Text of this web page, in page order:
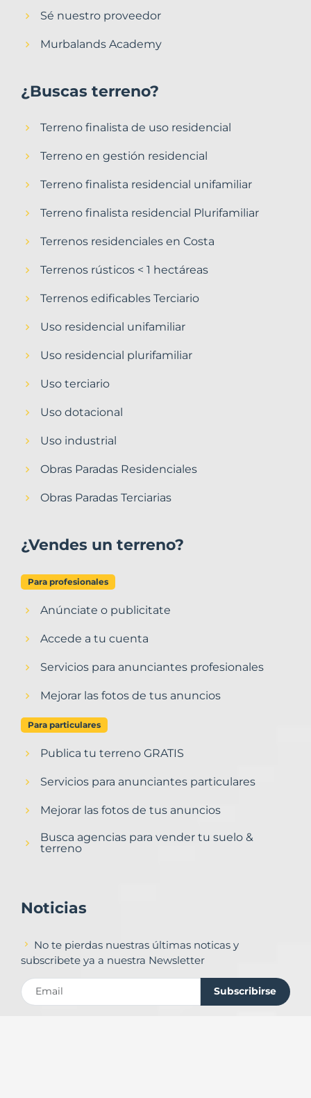
Sé nuestro proveedor
Murbalands Academy
¿Buscas terreno?
Terreno finalista de uso residencial
Terreno en gestión residencial
Terreno finalista residencial unifamiliar
Terreno finalista residencial Plurifamiliar
Terrenos residenciales en Costa
Terrenos rústicos < 1 hectáreas
Terrenos edificables Terciario
Uso residencial unifamiliar
Uso residencial plurifamiliar
Uso terciario
Uso dotacional
Uso industrial
Obras Paradas Residenciales
Obras Paradas Terciarias
¿Vendes un terreno?
Para profesionales
Anúnciate o publicitate
Accede a tu cuenta
Servicios para anunciantes profesionales
Mejorar las fotos de tus anuncios
Para particulares
Publica tu terreno GRATIS
Servicios para anunciantes particulares
Mejorar las fotos de tus anuncios
Busca agencias para vender tu suelo &
terreno
Noticias
No te pierdas nuestras últimas noticas y
subscribete ya a nuestra Newsletter
Subscribirse